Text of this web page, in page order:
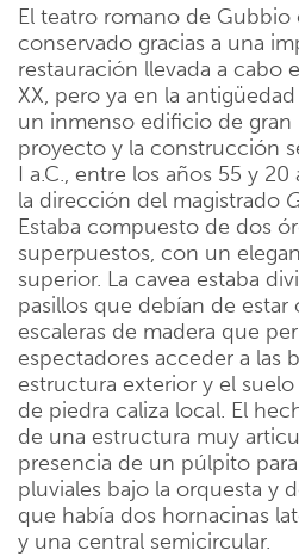
El teatro romano de Gubbio
conservado gracias a una
restauración llevada a cabo
XX, pero ya en la
un inmenso edificio de gran
proyecto y la construcción
I a.C., entre los años 55 y
la dirección del magistrado
Estaba compuesto de dos
superpuestos, con un
superior. La cavea estaba
pasillos que debían de
escaleras de madera que
espectadores acceder a las
estructura exterior y el
de piedra caliza local. El
de una estructura muy
presencia de un púlpito
pluviales bajo la orquesta y
que había dos hornacinas
y una central semicircular.